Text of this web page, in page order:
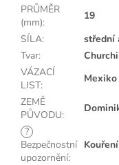
PRŮMĚR
(mm):
19
SÍLA:
střední
Tvar:
VÁZACÍ
LIST:
Mexiko
ZEMĚ
PŮVODU:
?
Bezpečnostní
upozornění: